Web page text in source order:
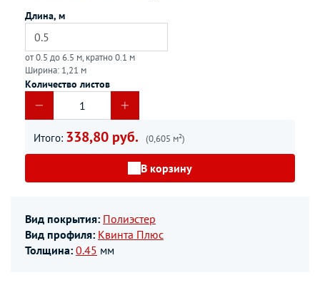
Длина, м
от 0.5 до 6.5 м, кратно 0.1 м
Ширина: 1,21 м
Количество листов
Итого: 338,80 руб. (0,605 м²)
В корзину
Вид покрытия: Полиэстер
Вид профиля: Квинта Плюс
Толщина: 0.45 мм